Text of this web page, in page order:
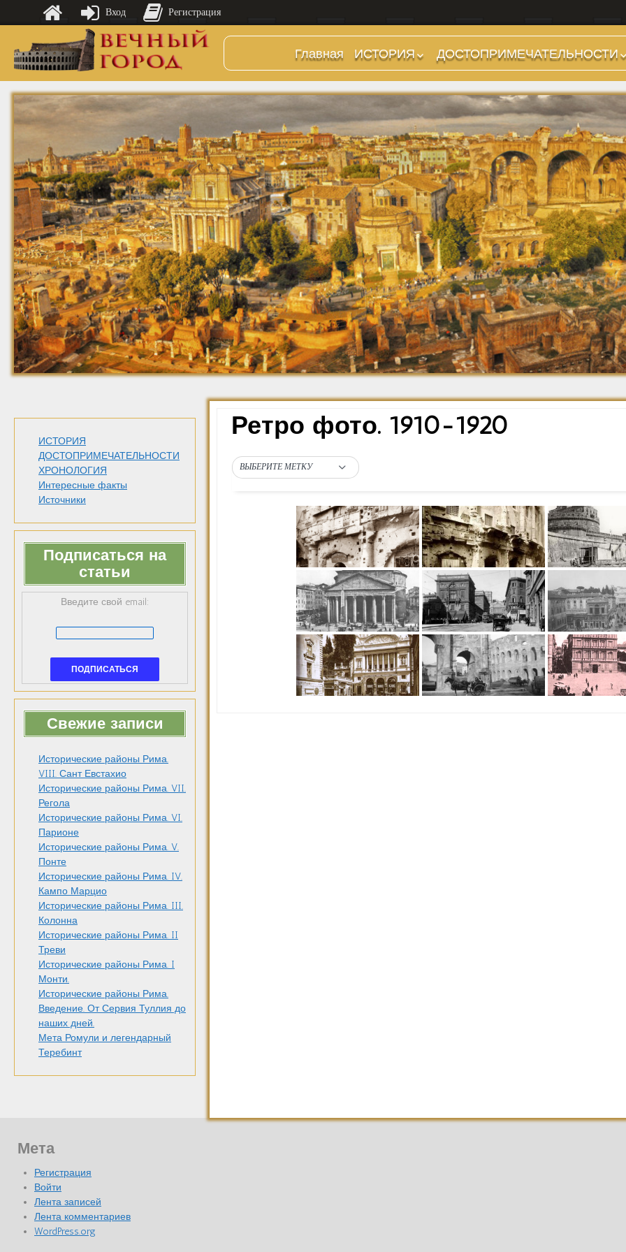
Главная
ИСТОРИЯ
Предыстория
Царский период
(753-509 гг до н.э.)
Ранняя Республика
(509-265 гг до н.э.)
Поздняя Республика
(264-27 гг до н.э.)
Империя. Принципат
(27 г до н.э. — 284 г
н.э.)
Империя. Доминат
(284-476 гг)
Темные Века. Готы
Темные Века.
Экзархат
Средневековье
Возрождение и
Барокко
ДОСТОПРИМЕЧАТЕЛЬНОСТИ
Холмы и остров.
Районы
Форумы, Площади,
Дороги
Стадионы, Термы
Музеи
Дохристианские
храмы
Христианские храмы,
базилики etc.
Дворцы
Арки, колонны и
обелиски
Фонтаны
ИСТОРИЯ
ДОСТОПРИМЕЧАТЕЛЬНОСТИ
ХРОНОЛОГИЯ
Интересные факты
Источники
Подписаться на
статьи
Введите свой email:
Свежие записи
Исторические районы Рима.
VIII. Сант Евстахио
Исторические районы Рима. VII.
Регола
Исторические районы Рима. VI.
Парионе
Исторические районы Рима. V.
Понте
Исторические районы Рима. IV.
Кампо Марцио
Исторические районы Рима. III.
Колонна
Исторические районы Рима. II
Треви
Исторические районы Рима. I
Монти.
Исторические районы Рима.
Введение. От Сервия Туллия до
наших дней.
Мета Ромули и легендарный
Теребинт
Ретро фото. 1910-1920
ВЫБЕРИТЕ МЕТКУ
Мета
Регистрация
Войти
Лента записей
Лента комментариев
WordPress.org
Вход Регистрация